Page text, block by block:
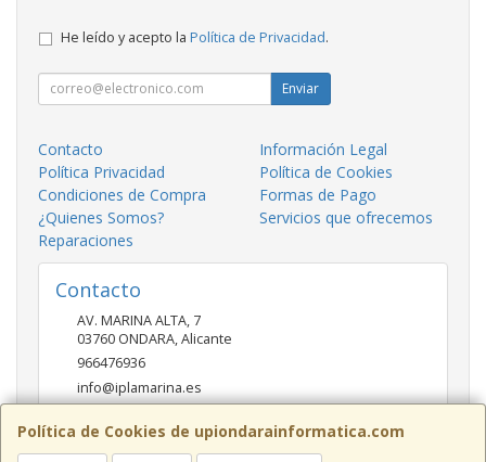
Política de Cookies de upiondarainformatica.com
He leído y acepto la Política de Privacidad.
Enviar
Contacto
Información Legal
Política Privacidad
Política de Cookies
Condiciones de Compra
Formas de Pago
¿Quienes Somos?
Servicios que ofrecemos
Reparaciones
Contacto
AV. MARINA ALTA, 7
03760 ONDARA,Alicante
966476936
info@iplamarina.es